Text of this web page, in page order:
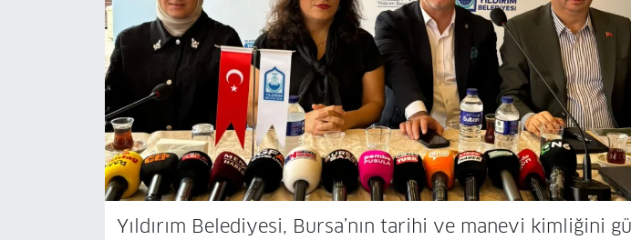
Yıldırım Belediyesi, Bursa’nın tarihi ve manevi kimliğini